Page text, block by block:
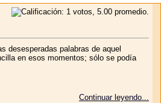
desesperadas palabras de aquel
en esos momentos; sólo se podía
Continuar leyendo...